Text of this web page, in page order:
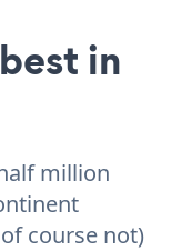
in
million
course not)